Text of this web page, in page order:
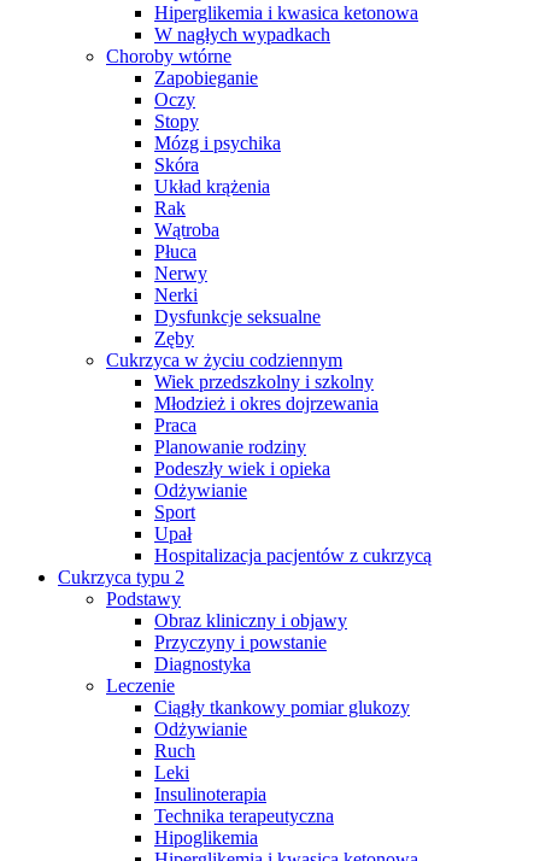
Hiperglikemia i kwasica ketonowa
W nagłych wypadkach
Choroby wtórne
Zapobieganie
Oczy
Stopy
Mózg i psychika
Skóra
Układ krążenia
Rak
Wątroba
Płuca
Nerwy
Nerki
Dysfunkcje seksualne
Zęby
Cukrzyca w życiu codziennym
Wiek przedszkolny i szkolny
Młodzież i okres dojrzewania
Praca
Planowanie rodziny
Podeszły wiek i opieka
Odżywianie
Sport
Upał
Hospitalizacja pacjentów z cukrzycą
Cukrzyca typu 2
Podstawy
Obraz kliniczny i objawy
Przyczyny i powstanie
Diagnostyka
Leczenie
Ciągły tkankowy pomiar glukozy
Odżywianie
Ruch
Leki
Insulinoterapia
Technika terapeutyczna
Hipoglikemia